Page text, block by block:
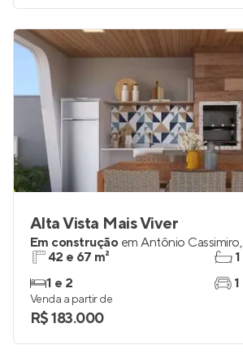
Alta Vista Mais Viver
Em construção em Antônio Cassimiro,
42 e 67 m²
1 e 2
1
1
Venda a partir de
R$ 183.000